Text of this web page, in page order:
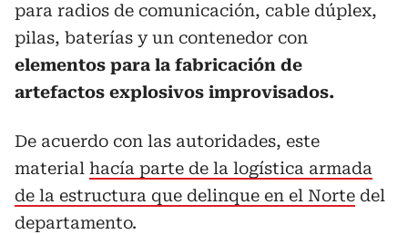
para radios de comunicación, cable dúplex,
pilas, baterías y un contenedor con
elementos para la fabricación de
artefactos explosivos improvisados.
De acuerdo con las autoridades, este
material hacía parte de la logística armada
de la estructura que delinque en el Norte del
departamento.